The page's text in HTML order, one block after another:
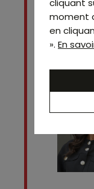
moment
en
». En